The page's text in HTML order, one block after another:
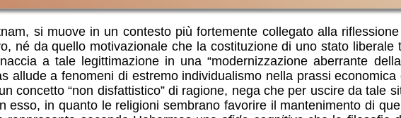
si muove in un contesto più fortemente collegato alla
né da quello motivazionale che la costituzione di uno stato
a tale legittimazione in una “modernizzazione aberrante
allude a fenomeni di estremo individualismo nella prassi
concetto “non disfattistico” di ragione, nega che per uscire da tale
in quanto le religioni sembrano favorire il mantenimento di